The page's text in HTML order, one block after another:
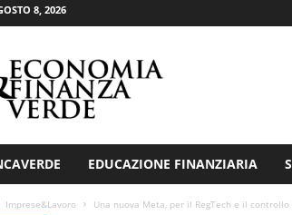
8, 2026
EDUCAZIONE FINANZIARIA
Imprese&Lavoro Una nuova Meta, per il RegTech e il controllo